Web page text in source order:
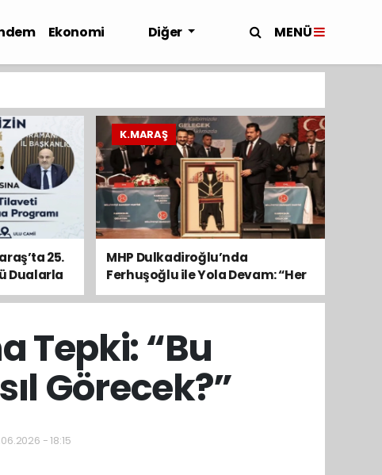
Ekonomi
Diğer MENÜ
25.
Dualarla
K.MARAŞ
MHP Dulkadiroğlu’nda
Ferhuşoğlu ile Yola Devam: “Her
Mahalleyi Emanet Bildik”
Tepki: “Bu
Görecek?”
- 18:15